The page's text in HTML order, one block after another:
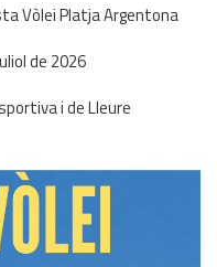
Vòlei Platja Argentona
de 2026
i de Lleure